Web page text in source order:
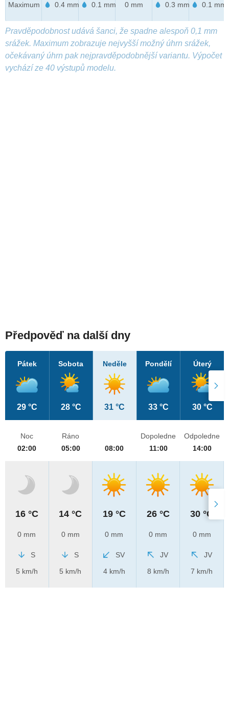
Maximum 0.4 mm 0.1 mm 0 mm 0.3 mm 0.1 mm
Pravděpodobnost udává šanci, že spadne alespoň 0,1 mm
srážek. Maximum zobrazuje nejvyšší možný úhrn srážek,
očekávaný úhrn pak nejpravděpodobnější variantu. Výpočet
vychází ze 40 výstupů modelu.
Předpověď na další dny
Pátek
29 °C
Sobota
28 °C
Neděle
31 °C
Pondělí
33 °C
Úterý
30 °C
Noc
02:00
16 °C
0 mm
S
5 km/h
Ráno
05:00
14 °C
0 mm
S
5 km/h
08:00
19 °C
0 mm
SV
4 km/h
Dopoledne
11:00
26 °C
0 mm
JV
8 km/h
Odpoledne
14:00
30 °C
0 mm
JV
7 km/h